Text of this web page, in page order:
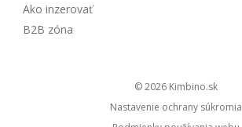
Ako inzerovať
B2B zóna
© 2026
kimbino.sk
Nastavenie ochrany súkromia